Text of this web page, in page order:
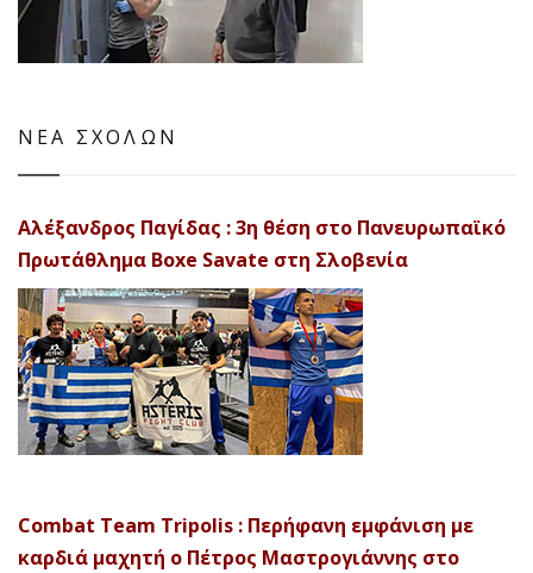
ΝΕΑ ΣΧΟΛΩΝ
Αλέξανδρος Παγίδας : 3η θέση στο Πανευρωπαϊκό
Πρωτάθλημα Boxe Savate στη Σλοβενία
Combat Team Tripolis : Περήφανη εμφάνιση με
καρδιά μαχητή ο Πέτρος Μαστρογιάννης στο